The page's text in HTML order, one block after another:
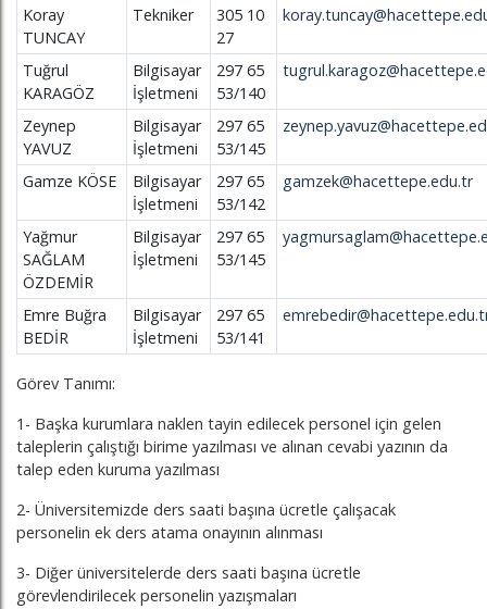
Koray
TUNCAY
Tekniker
305 10
27
Tuğrul
KARAGÖZ
Bilgisayar
İşletmeni
297 65
53/140
Zeynep
YAVUZ
Bilgisayar
İşletmeni
297 65
53/145
Gamze KÖSE
Bilgisayar
İşletmeni
297 65
53/142
gamzek@hacettepe.edu.tr
Yağmur
SAĞLAM
ÖZDEMİR
Bilgisayar
İşletmeni
297 65
53/145
Emre Buğra
BEDİR
Bilgisayar
İşletmeni
297 65
53/141
Görev Tanımı:
1- Başka kurumlara naklen tayin edilecek personel için gelen
taleplerin çalıştığı birime yazılması ve alınan cevabi yazının da
talep eden kuruma yazılması
2- Üniversitemizde ders saati başına ücretle çalışacak
personelin ek ders atama onayının alınması
3- Diğer üniversitelerde ders saati başına ücretle
görevlendirilecek personelin yazışmaları